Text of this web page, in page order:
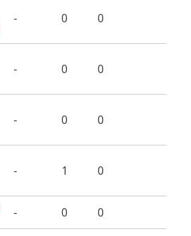
- 0 0
- 0 0
- 0 0
- 1 0
- 0 0